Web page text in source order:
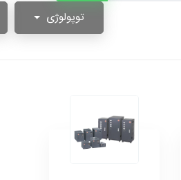
توپولوژی